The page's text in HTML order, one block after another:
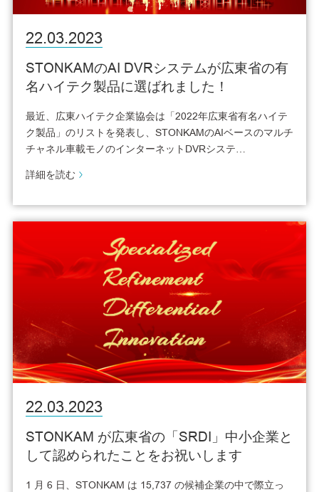
22.03.2023
STONKAMのAI DVRシステムが広東省の有
名ハイテク製品に選ばれました！
最近、広東ハイテク企業協会は「2022年広東省有名ハイテ
ク製品」のリストを発表し、STONKAMのAIベースのマルチ
チャネル車載モノのインターネットDVRシステ…
詳細を読む
22.03.2023
STONKAM が広東省の「SRDI」中小企業と
して認められたことをお祝いします
1 月 6 日、STONKAM は 15,737 の候補企業の中で際立っ